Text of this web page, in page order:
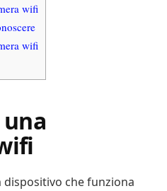
wifi
wifi
una
dispositivo che funziona